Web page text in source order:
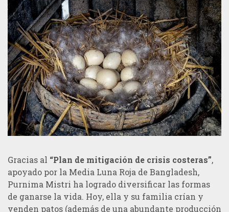
Gracias al “Plan de mitigación de crisis costeras”,
apoyado por la Media Luna Roja de Bangladesh,
Purnima Mistri ha logrado diversificar las formas
de ganarse la vida. Hoy, ella y su familia crían y
venden patos (además de una abundante producción